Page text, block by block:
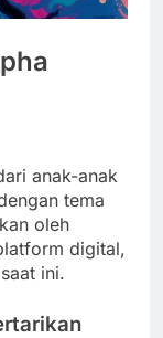
anak-anak
tema
oleh
digital,
ini.